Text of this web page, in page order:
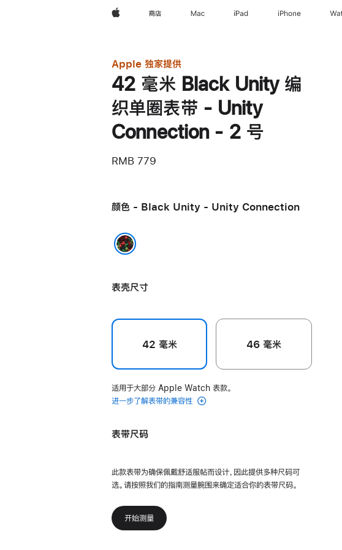
Apple 商店 Mac iPad iPhone
Apple 独家提供
42 毫米 Black Unity 编
织单圈表带 - Unity
Connection - 2 号
RMB 779
颜色 - Black Unity - Unity Connection
表壳尺寸
42 毫米 46 毫米
适用于大部分 Apple Watch 表款。
进一步了解表带的兼容性
表带尺码
此款表带为确保佩戴舒适服帖而设计，因此提供多种尺码可
选。请按照我们的指南测量腕围来确定适合你的表带尺码。
开始测量